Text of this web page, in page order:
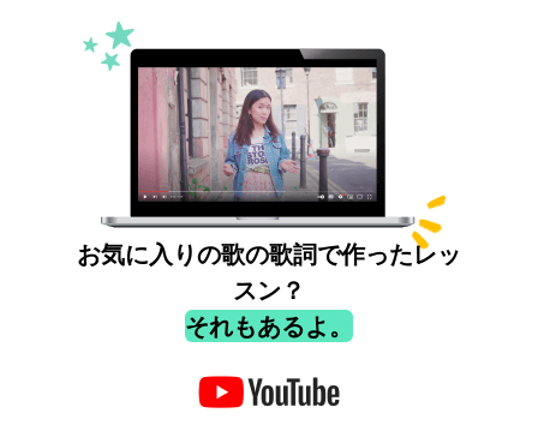
お気に入りの歌の歌詞で作ったレッ
スン？
それもあるよ。